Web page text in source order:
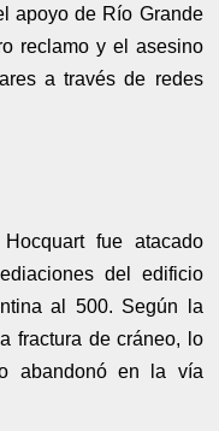
apoyo de Río Grande
reclamo y el asesino
a través de redes
fue atacado
del edificio
al 500. Según la
fractura de cráneo, lo
abandonó en la vía